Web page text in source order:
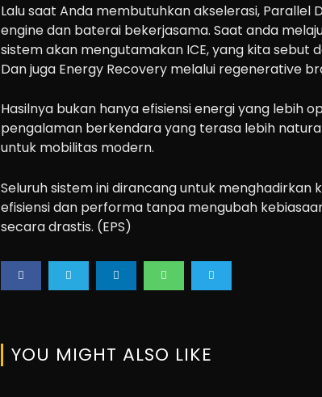
Search
Lalu saat Anda membutuhkan akselerasi, Parallel
engine dan baterai bekerjasama. Saat anda
sistem akan mengutamakan ICE, yang kita sebut
Dan juga Energy Recovery melalui regenerative
Hasilnya bukan hanya efisiensi energi yang lebih
pengalaman berkendara yang terasa lebih
untuk mobilitas modern.
Seluruh sistem ini dirancang untuk menghadirkan
efisiensi dan performa tanpa mengubah
secara drastis. (EPS)
YOU MIGHT ALSO LIKE